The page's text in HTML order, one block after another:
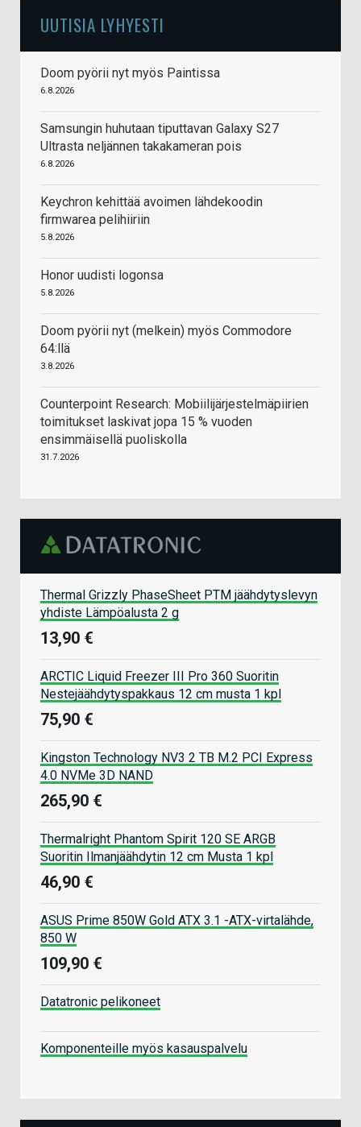
UUTISIA LYHYESTI
Doom pyörii nyt myös Paintissa
6.8.2026
Samsungin huhutaan tiputtavan Galaxy S27
Ultrasta neljännen takakameran pois
6.8.2026
Keychron kehittää avoimen lähdekoodin
firmwarea pelihiiriin
5.8.2026
Honor uudisti logonsa
5.8.2026
Doom pyörii nyt (melkein) myös Commodore
64:llä
3.8.2026
Counterpoint Research: Mobiilijärjestelmäpiirien
toimitukset laskivat jopa 15 % vuoden
ensimmäisellä puoliskolla
31.7.2026
Thermal Grizzly PhaseSheet PTM jäähdytyslevyn
yhdiste Lämpöalusta 2 g
13,90 €
ARCTIC Liquid Freezer III Pro 360 Suoritin
Nestejäähdytyspakkaus 12 cm musta 1 kpl
75,90 €
Kingston Technology NV3 2 TB M.2 PCI Express
4.0 NVMe 3D NAND
265,90 €
Thermalright Phantom Spirit 120 SE ARGB
Suoritin Ilmanjäähdytin 12 cm Musta 1 kpl
46,90 €
ASUS Prime 850W Gold ATX 3.1 -ATX-virtalähde,
850 W
109,90 €
Datatronic pelikoneet
Komponenteille myös kasauspalvelu